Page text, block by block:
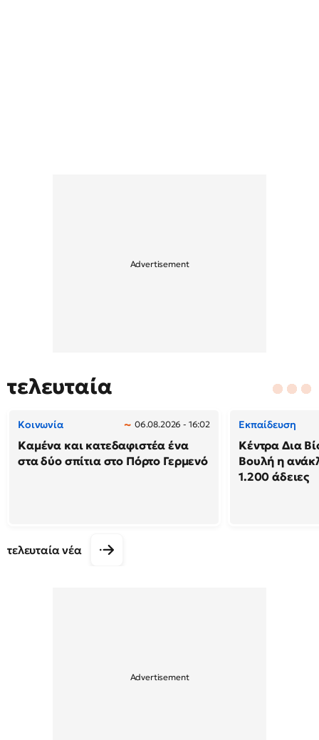
τελευταία
Κοινωνία 06.08.2026 - 16:02
Καμένα και κατεδαφιστέα ένα
στα δύο σπίτια στο Πόρτο Γερμενό
Εκπαίδευση
Κέντρα Δια
Βουλή η
1.200 άδειες
τελευταία νέα